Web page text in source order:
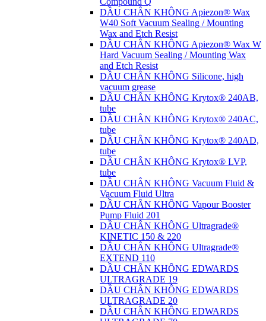
DẦU CHÂN KHÔNG Apiezon® Wax
W40 Soft Vacuum Sealing / Mounting
Wax and Etch Resist
DẦU CHÂN KHÔNG Apiezon® Wax W
Hard Vacuum Sealing / Mounting Wax
and Etch Resist
DẦU CHÂN KHÔNG Silicone, high
vacuum grease
DẦU CHÂN KHÔNG Krytox® 240AB,
tube
DẦU CHÂN KHÔNG Krytox® 240AC,
tube
DẦU CHÂN KHÔNG Krytox® 240AD,
tube
DẦU CHÂN KHÔNG Krytox® LVP,
tube
DẦU CHÂN KHÔNG Vacuum Fluid &
Vacuum Fluid Ultra
DẦU CHÂN KHÔNG Vapour Booster
Pump Fluid 201
DẦU CHÂN KHÔNG Ultragrade®
KINETIC 150 & 220
DẦU CHÂN KHÔNG Ultragrade®
EXTEND 110
DẦU CHÂN KHÔNG EDWARDS
ULTRAGRADE 19
DẦU CHÂN KHÔNG EDWARDS
ULTRAGRADE 20
DẦU CHÂN KHÔNG EDWARDS